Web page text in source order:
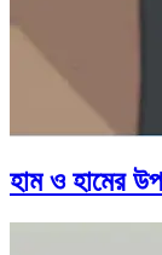
হাম ও হামের